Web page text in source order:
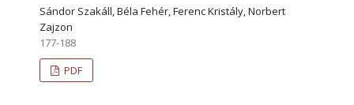
Sándor Szakáll, Béla Fehér, Ferenc Kristály, Norbert
Zajzon
177-188
PDF